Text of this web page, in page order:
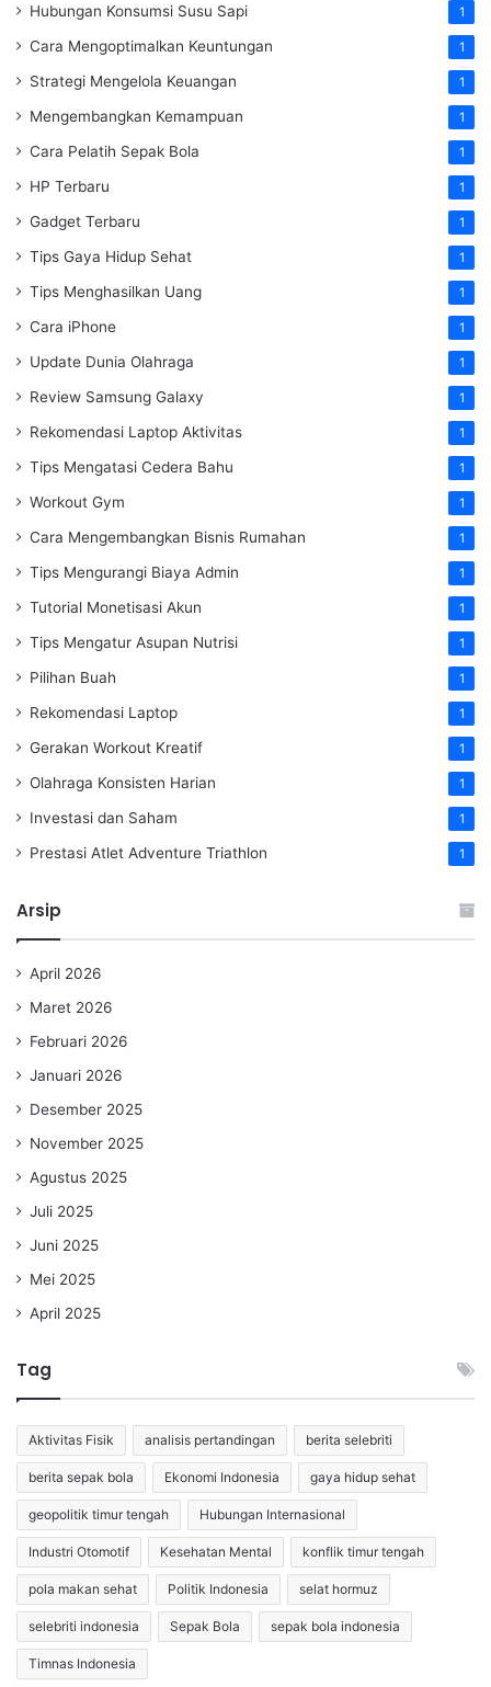
Hubungan Konsumsi Susu Sapi 1
Cara Mengoptimalkan Keuntungan 1
Strategi Mengelola Keuangan 1
Mengembangkan Kemampuan 1
Cara Pelatih Sepak Bola 1
HP Terbaru 1
Gadget Terbaru 1
Tips Gaya Hidup Sehat 1
Tips Menghasilkan Uang 1
Cara iPhone 1
Update Dunia Olahraga 1
Review Samsung Galaxy 1
Rekomendasi Laptop Aktivitas 1
Tips Mengatasi Cedera Bahu 1
Workout Gym 1
Cara Mengembangkan Bisnis Rumahan 1
Tips Mengurangi Biaya Admin 1
Tutorial Monetisasi Akun 1
Tips Mengatur Asupan Nutrisi 1
Pilihan Buah 1
Rekomendasi Laptop 1
Gerakan Workout Kreatif 1
Olahraga Konsisten Harian 1
Investasi dan Saham 1
Prestasi Atlet Adventure Triathlon 1
Arsip
April 2026
Maret 2026
Februari 2026
Januari 2026
Desember 2025
November 2025
Agustus 2025
Juli 2025
Juni 2025
Mei 2025
April 2025
Tag
Aktivitas Fisik analisis pertandingan berita selebriti
berita sepak bola Ekonomi Indonesia gaya hidup sehat
geopolitik timur tengah Hubungan Internasional
Industri Otomotif Kesehatan Mental konflik timur tengah
pola makan sehat Politik Indonesia selat hormuz
selebriti indonesia Sepak Bola sepak bola indonesia
Timnas Indonesia